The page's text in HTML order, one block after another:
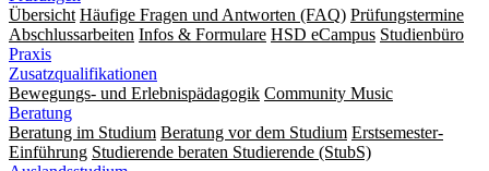
Übersicht Häufige Fragen und Antworten (FAQ) Prüfungstermine
Abschlussarbeiten Infos & Formulare HSD eCampus Studienbüro
Praxis
Zusatzqualifikationen
Bewegungs- und Erlebnispädagogik Community Music
Beratung
Beratung im Studium Beratung vor dem Studium Erstsemester-
Einführung Studierende beraten Studierende (StubS)